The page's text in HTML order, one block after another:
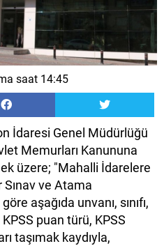
saat 14:45
İdaresi Genel Müdürlüğü
Memurları Kanununa
üzere; "Mahalli İdarelere
ve Atama
aşağıda unvanı, sınıfı,
puan türü, KPSS
taşımak kaydıyla,